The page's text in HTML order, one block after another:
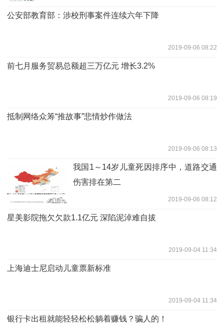
公安部教育部：涉校刑事案件连续六年下降
2019-09-06 08:22
前七月服务贸易总额超三万亿元 增长3.2%
2019-09-06 08:19
抵制网络众筹“推故事”悲情炒作做法
2019-09-06 08:13
我国1～14岁儿童死因排序中，道路交通
伤害排在第二
2019-09-06 08:12
星美影院拖欠欠款1.1亿元 深陷泥淖难自拔
2019-09-04 11:34
上海迪士尼启动儿童票新标准
2019-09-04 11:34
银行卡出租就能轻轻松松躺着赚钱？骗人的！